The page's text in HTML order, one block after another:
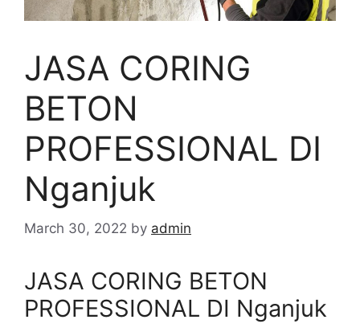
JASA CORING
BETON
PROFESSIONAL DI
Nganjuk
March 30, 2022 by admin
JASA CORING BETON
PROFESSIONAL DI Nganjuk